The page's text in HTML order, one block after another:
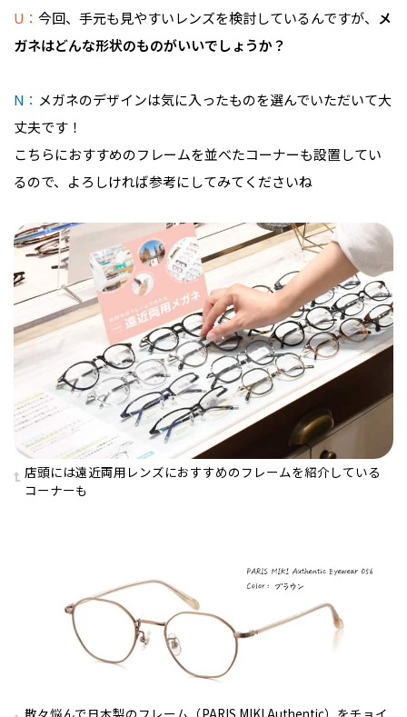
U： 今回、手元も見やすいレンズを検討しているんですが、 メ
ガネはどんな形状のものがいいでしょうか？
N： メガネのデザインは気に入ったものを選んでいただいて大
丈夫です！
こちらにおすすめのフレームを並べたコーナーも設置してい
るので、よろしければ参考にしてみてくださいね
店頭には遠近両用レンズにおすすめのフレームを紹介している
コーナーも